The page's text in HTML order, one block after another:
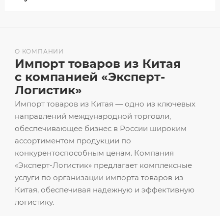
Импорт товаров из Китая — одно из ключевых
направлений международной торговли,
обеспечивающее бизнес в России широким
ассортиментом продукции по
конкурентоспособным ценам. Компания
«Эксперт-Логистик» предлагает комплексные
услуги по организации импорта товаров из
Китая, обеспечивая надежную и эффективную
логистику.
О КОМПАНИИ
Импорт товаров из Китая
с компанией «Эксперт-
Логистик»